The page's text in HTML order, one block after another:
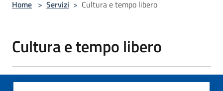
Home > Servizi > Cultura e tempo libero
Cultura e tempo libero